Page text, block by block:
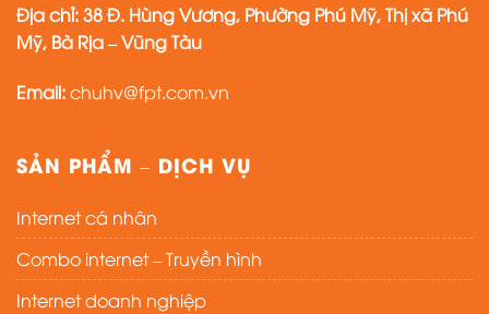
Địa chỉ:38 Đ. Hùng Vương, Phường Phú Mỹ, Thị xã Phú
Mỹ, Bà Rịa – Vũng Tàu
Email:chuhv@fpt.com.vn
SẢN PHẨM – DỊCH VỤ
Internet cá nhân
Combo internet – Truyền hình
Internet doanh nghiệp